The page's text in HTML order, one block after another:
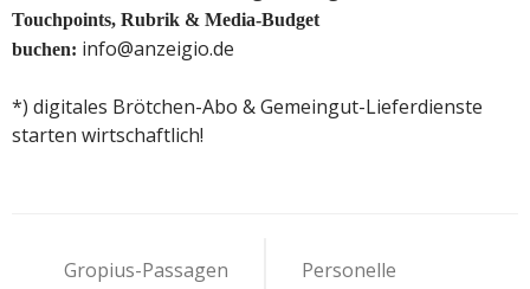
Touchpoints, Rubrik & Media-Budget
buchen: info@anzeigio.de
*) digitales Brötchen-Abo & Gemeingut-Lieferdienste
starten wirtschaftlich!
Gropius-Passagen
Personelle